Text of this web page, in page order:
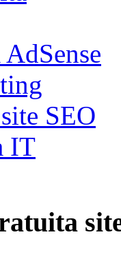
SEO
IT